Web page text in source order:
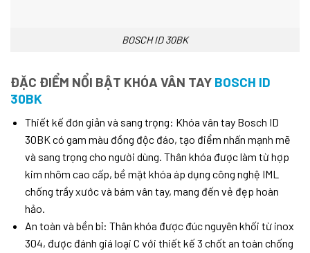
BOSCH ID 30BK
ĐẶC ĐIỂM NỔI BẬT KHÓA VÂN TAY BOSCH ID
30BK
Thiết kế đơn giản và sang trọng: Khóa vân tay Bosch ID
30BK có gam màu đồng độc đáo, tạo điểm nhấn mạnh mẽ
và sang trọng cho người dùng. Thân khóa được làm từ hợp
kim nhôm cao cấp, bề mặt khóa áp dụng công nghệ IML
chống trầy xước và bám vân tay, mang đến vẻ đẹp hoàn
hảo.
An toàn và bền bỉ: Thân khóa được đúc nguyên khối từ inox
304, được đánh giá loại C với thiết kế 3 chốt an toàn chống